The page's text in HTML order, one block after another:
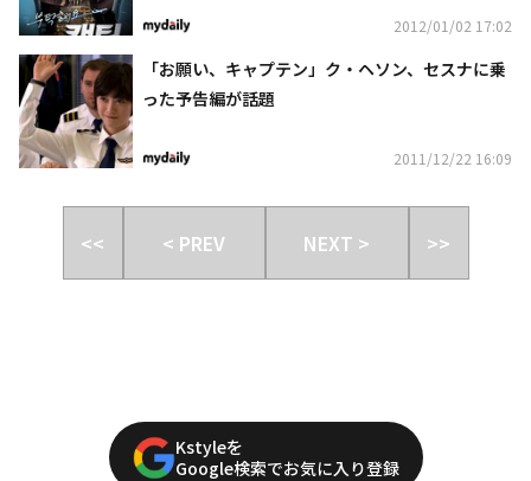
2012/01/02 17:02
「お願い、キャプテン」ク・ヘソン、セスナに乗
った予告編が話題
2011/12/22 16:09
<< < PREV NEXT > >>
Kstyleを
Google検索でお気に入り登録